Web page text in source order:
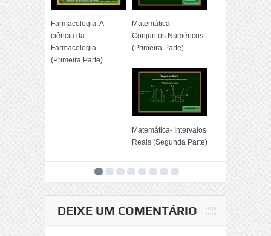
Farmacologia: A
ciência da
Farmacologia
(Primeira Parte)
Matemática-
Conjuntos Numéricos
(Primeira Parte)
Matemática- Intervalos
Reais (Segunda Parte)
DEIXE UM COMENTÁRIO